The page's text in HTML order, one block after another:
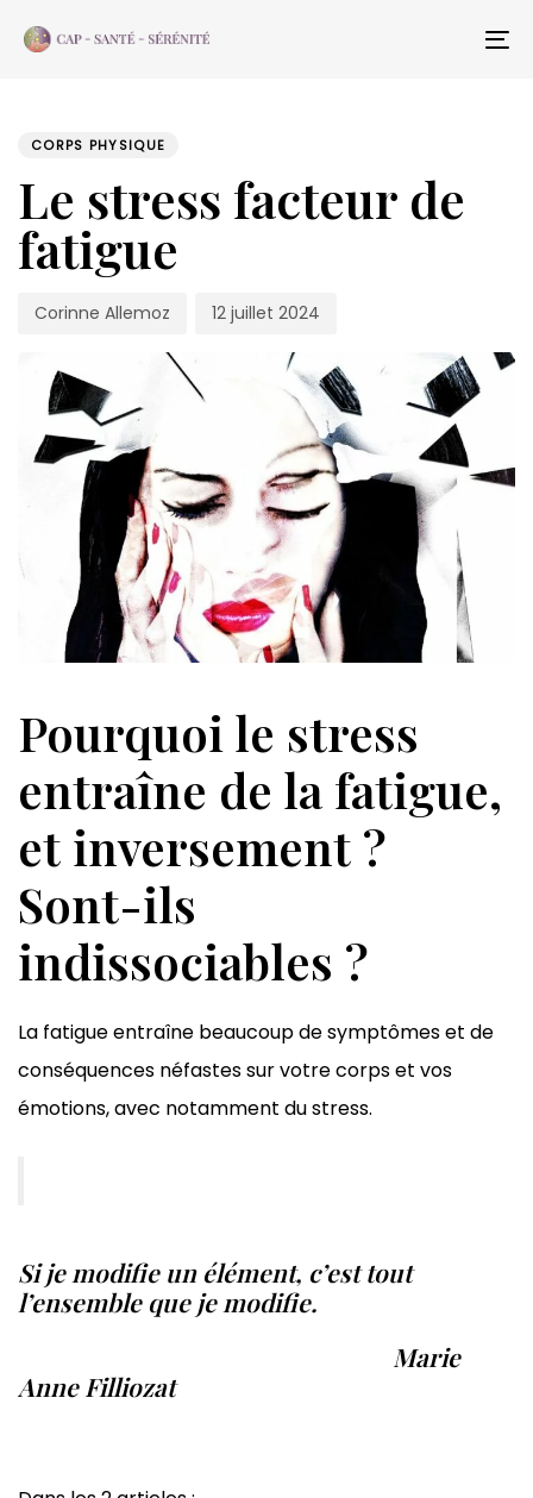
links to
CORPS PHYSIQUE
Le stress facteur de
fatigue
Corinne Allemoz 12 juillet 2024
Pourquoi le stress
entraîne de la fatigue,
et inversement ?
Sont-ils
indissociables ?
La fatigue entraîne beaucoup de symptômes et de
conséquences néfastes sur votre corps et vos
émotions, avec notamment du stress.
Si je modifie un élément, c’est tout
l’ensemble que je modifie.
Marie
Anne Filliozat